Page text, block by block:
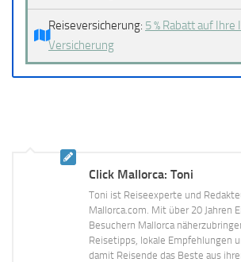
Reiseversicherung: 5 % Rabatt auf Ihre
Versicherung
Click Mallorca: Toni
Toni ist Reiseexperte und
Mallorca.com. Mit über 20 Jahren
Besuchern Mallorca
Reisetipps, lokale Empfehlungen
damit Reisende das Beste aus